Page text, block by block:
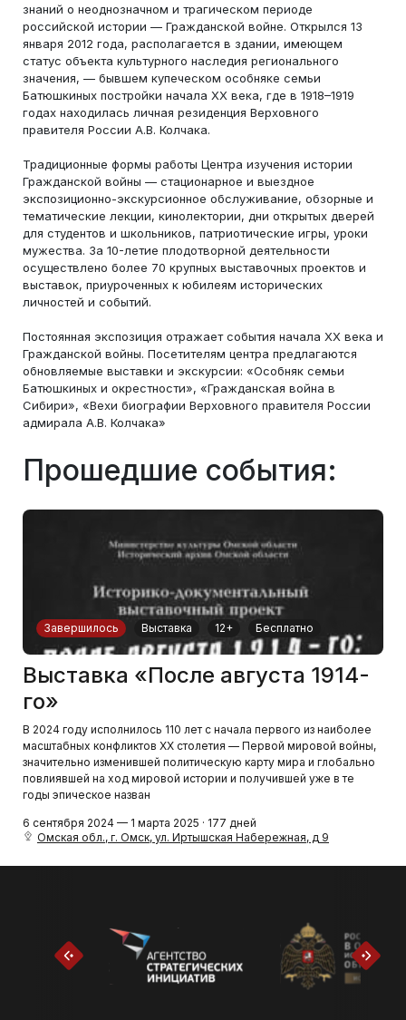
знаний о неоднозначном и трагическом периоде
российской истории — Гражданской войне. Открылся 13
января 2012 года, располагается в здании, имеющем
статус объекта культурного наследия регионального
значения, — бывшем купеческом особняке семьи
Батюшкиных постройки начала ХХ века, где в 1918–1919
годах находилась личная резиденция Верховного
правителя России А.В. Колчака.
Традиционные формы работы Центра изучения истории
Гражданской войны — стационарное и выездное
экспозиционно-экскурсионное обслуживание, обзорные и
тематические лекции, кинолектории, дни открытых дверей
для студентов и школьников, патриотические игры, уроки
мужества. За 10-летие плодотворной деятельности
осуществлено более 70 крупных выставочных проектов и
выставок, приуроченных к юбилеям исторических
личностей и событий.
Постоянная экспозиция отражает события начала ХХ века и
Гражданской войны. Посетителям центра предлагаются
обновляемые выставки и экскурсии: «Особняк семьи
Батюшкиных и окрестности», «Гражданская война в
Сибири», «Вехи биографии Верховного правителя России
адмирала А.В. Колчака»
Прошедшие события:
Завершилось Выставка 12+ Бесплатно
Выставка «После августа 1914-
го»
В 2024 году исполнилось 110 лет с начала первого из наиболее
масштабных конфликтов XX столетия — Первой мировой войны,
значительно изменившей политическую карту мира и глобально
повлиявшей на ход мировой истории и получившей уже в те
годы эпическое назван
6 сентября 2024 — 1 марта 2025 · 177 дней
Омская обл., г. Омск, ул. Иртышская Набережная, д 9